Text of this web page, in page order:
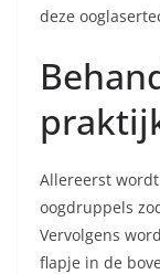
deze
Allereerst
oogdruppels
Vervolgens
flapje in de